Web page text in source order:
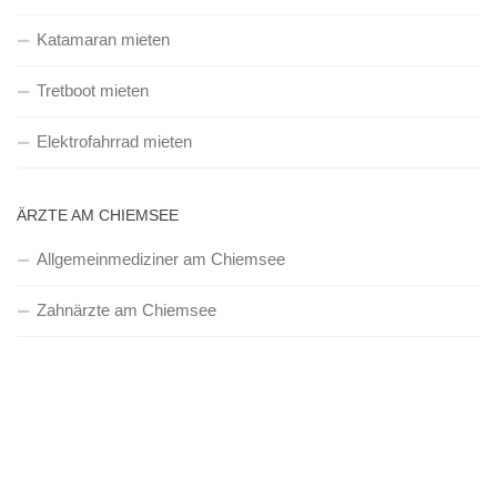
Katamaran mieten
Tretboot mieten
Elektrofahrrad mieten
ÄRZTE AM CHIEMSEE
Allgemeinmediziner am Chiemsee
Zahnärzte am Chiemsee